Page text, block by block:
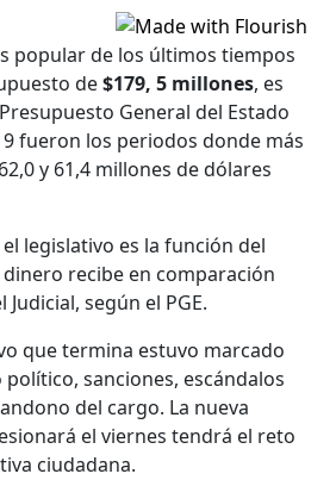
popular de los últimos tiempos
de$179, 5 millones, es
General del Estado
fueron los periodos donde más
y 61,4 millones de dólares
legislativo es la función del
recibe en comparación
según el PGE.
que termina estuvo marcado
sanciones, escándalos
del cargo. La nueva
el viernes tendrá el reto
ciudadana.